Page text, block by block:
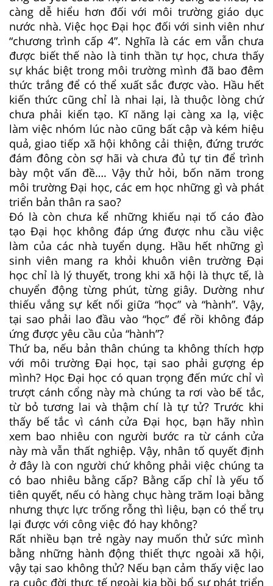
càng dễ hiểu hơn đối với môi trường giáo dục
nước nhà. Việc học Đại học đối với sinh viên như
“chương trình cấp 4”. Nghĩa là các em vẫn chưa
được biết thế nào là tinh thần tự học, chưa thấy
sự khác biệt trong môi trường mình đã bao đêm
thức trắng để có thể xuất sắc được vào. Hầu hết
kiến thức cũng chỉ là nhai lại, là thuộc lòng chứ
chưa phải kiến tạo. Kĩ năng lại càng xa lạ, việc
làm việc nhóm lúc nào cũng bất cập và kém hiệu
quả, giao tiếp xã hội không cải thiện, đứng trước
đám đông còn sợ hãi và chưa đủ tự tin để trình
bày một vấn đề…. Vậy thử hỏi, bốn năm trong
môi trường Đại học, các em học những gì và phát
triển bản thân ra sao?
Đó là còn chưa kể những khiếu nại tố cáo đào
tạo Đại học không đáp ứng được nhu cầu việc
làm của các nhà tuyển dụng. Hầu hết những gì
sinh viên mang ra khỏi khuôn viên trường Đại
học chỉ là lý thuyết, trong khi xã hội là thực tế, là
chuyển động từng phút, từng giây. Dường như
thiếu vắng sự kết nối giữa “học” và “hành”. Vậy,
tại sao phải lao đầu vào “học” để rồi không đáp
ứng được yêu cầu của “hành”?
Thứ ba, nếu bản thân chúng ta không thích hợp
với môi trường Đại học, tại sao phải gượng ép
mình? Học Đại học có quan trọng đến mức chỉ vì
trượt cánh cổng này mà chúng ta rơi vào bế tắc,
từ bỏ tương lai và thậm chí là tự tử? Trước khi
thấy bế tắc vì cánh cửa Đại học, bạn hãy nhìn
xem bao nhiêu con người bước ra từ cánh cửa
này mà vẫn thất nghiệp. Vậy, nhân tố quyết định
ở đây là con người chứ không phải việc chúng ta
có bao nhiêu bằng cấp? Bằng cấp chỉ là yếu tố
tiên quyết, nếu có hàng chục hàng trăm loại bằng
nhưng thực lực trống rỗng thì liệu, bạn có thể trụ
lại được với công việc đó hay không?
Rất nhiều bạn trẻ ngày nay muốn thử sức mình
bằng những hành động thiết thực ngoài xã hội,
vậy tại sao không thử? Nếu bạn cảm thấy việc lao
ra cuộc đời thực tế ngoài kia bồi bổ sự phát triển